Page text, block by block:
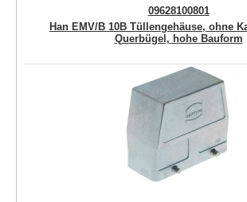
09628100801
Han EMV/B 10B Tüllengehäuse, ohne
Querbügel, hohe Bauform